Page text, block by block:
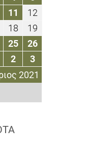
2021
Σεπτεμβρίου
20212021
11
Σεπτεμβρίου
2021
1212
2021
1818
Σεπτεμβρίου
2021
1919
2021
2525
Σεπτεμβρίου
2021
2626
2021
22
Οκτωβρίου
2021
33
Οκτωβρίου
2021